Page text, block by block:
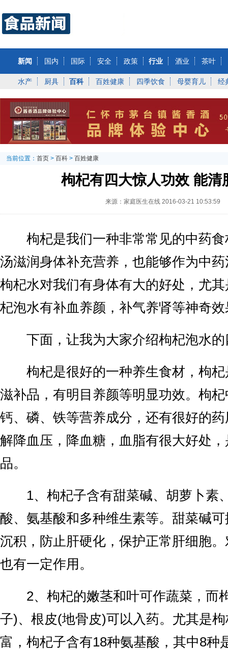
新闻 国内 国际 安全 政策 行业 酒业 茶叶
水产 厨具 百科 百姓健康 四季饮食 母婴育儿 经
当前位置： 首页 > 百科 > 百姓健康
枸杞有四大惊人功效 能清
来源：家庭医生在线 2016-03-21 10:53:59
枸杞是我们一种非常常见的中药食
汤滋润身体补充营养，也能够作为中
枸杞水对我们有身体有大的好处，尤
杞泡水有补血养颜，补气养肾等神奇
下面，让我为大家介绍枸杞泡水的
枸杞是很好的一种养生食材，枸杞
滋补品，有明目养颜等明显功效。枸
钙、磷、铁等营养成分，还有很好的
解降血压，降血糖，血脂有很大好处
品。
1、枸杞子含有甜菜碱、胡萝卜素
酸、氨基酸和多种维生素等。甜菜碱
沉积，防止肝硬化，保护正常肝细胞
也有一定作用。
2、枸杞的嫩茎和叶可作蔬菜，而
子)、根皮(地骨皮)可以入药。尤其是
富，枸杞子含有18种氨基酸，其中8种